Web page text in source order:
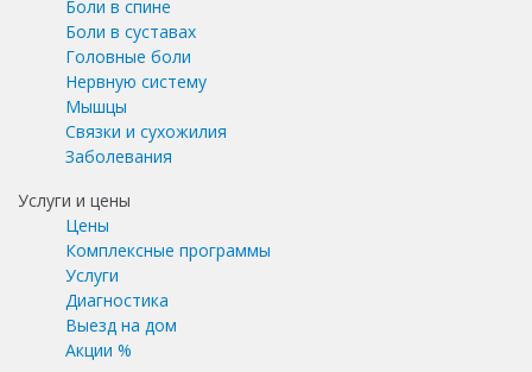
Боли в спине
Боли в суставах
Головные боли
Нервную систему
Мышцы
Связки и сухожилия
Заболевания
Услуги и цены
Цены
Комплексные программы
Услуги
Диагностика
Выезд на дом
Акции %